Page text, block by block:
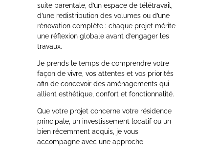
suite parentale, d’un espace de télétravail,
d’une redistribution des volumes ou d’une
rénovation complète : chaque projet mérite
une réflexion globale avant d’engager les
travaux.
Je prends le temps de comprendre votre
façon de vivre, vos attentes et vos priorités
afin de concevoir des aménagements qui
allient esthétique, confort et fonctionnalité.
Que votre projet concerne votre résidence
principale, un investissement locatif ou un
bien récemment acquis, je vous
accompagne avec une approche